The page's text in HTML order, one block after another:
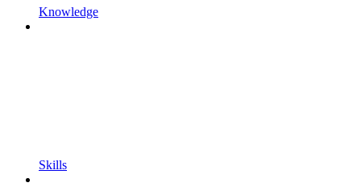
Knowledge
Skills